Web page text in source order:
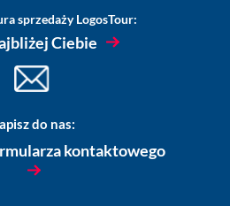
sprzedaży LogosTour:
Ciebie
do nas:
kontaktowego